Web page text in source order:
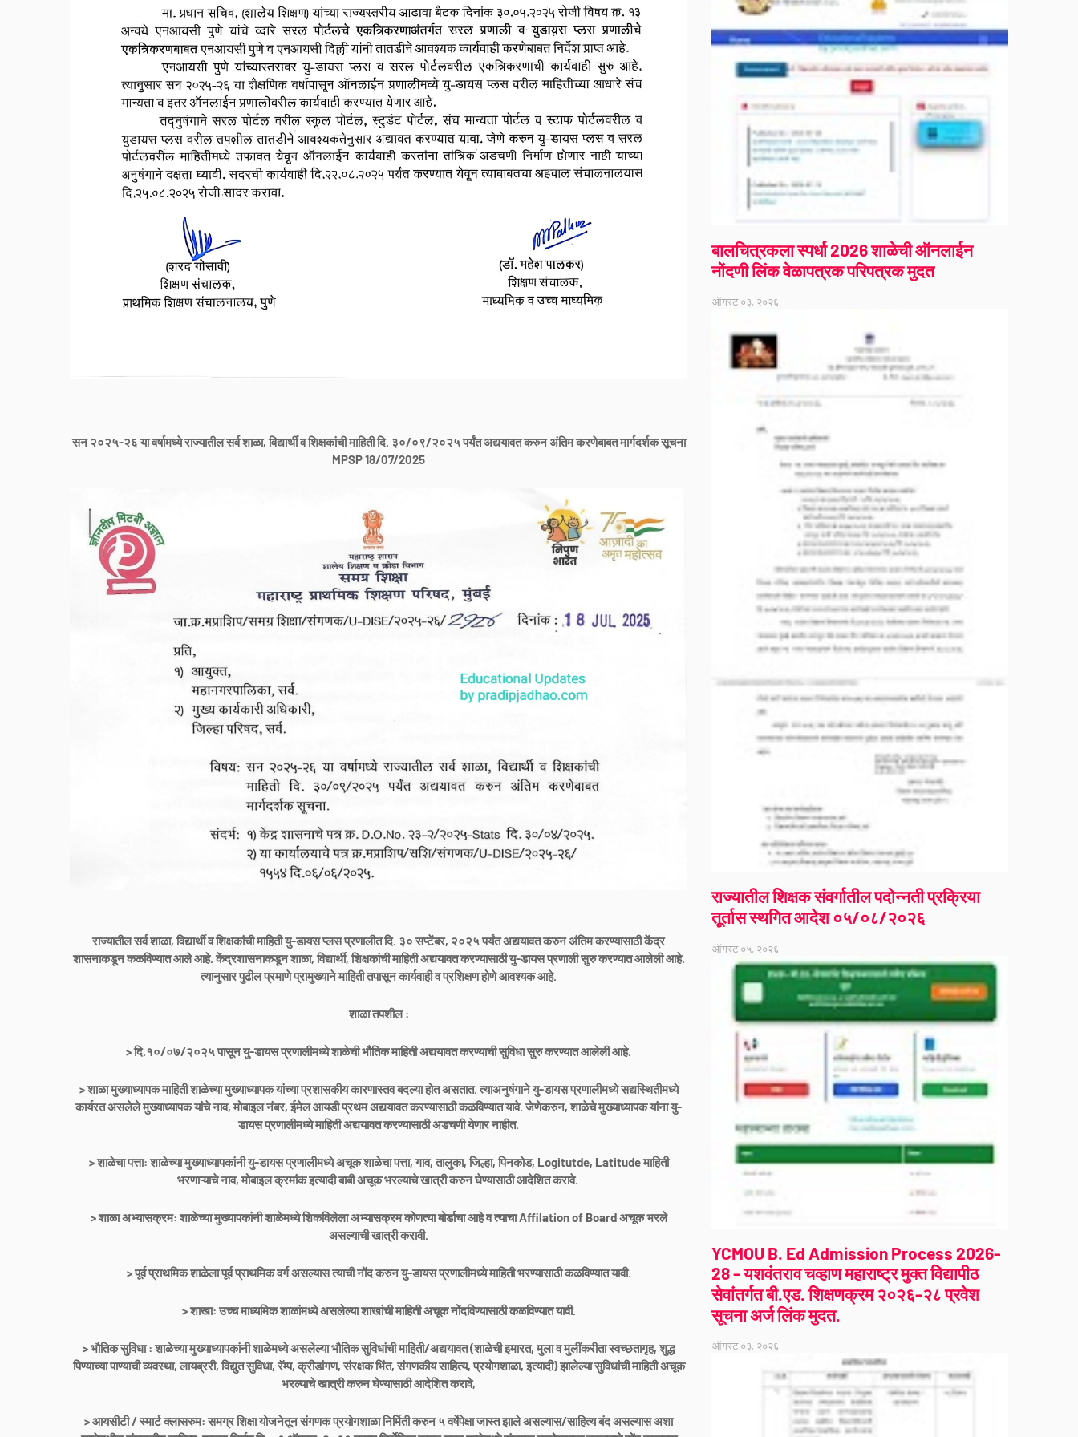
सन २०२५-२६ या वर्षामध्ये राज्यातील सर्व शाळा, विद्यार्थी व शिक्षकांची माहिती दि. ३०/०९/२०२५ पर्यंत अद्ययावत करुन अंतिम करणेबाबत मार्गदर्शक सूचना
MPSP 18/07/2025
राज्यातील सर्व शाळा, विद्यार्थी व शिक्षकांची माहिती यु-डायस प्लस प्रणालीत दि. ३० सप्टेंबर, २०२५ पर्यंत अद्ययावत करुन अंतिम करण्यासाठी केंद्र
शासनाकडून कळविण्यात आले आहे. केंद्रशासनाकडून शाळा, विद्यार्थी, शिक्षकांची माहिती अद्ययावत करण्यासाठी यु-डायस प्रणाली सुरु करण्यात आलेली आहे.
त्यानुसार पुढील प्रमाणे प्रामुख्याने माहिती तपासून कार्यवाही व प्रशिक्षण होणे आवश्यक आहे.
शाळा तपशील :
> दि.१०/०७/२०२५ पासून यु-डायस प्रणालीमध्ये शाळेची भौतिक माहिती अद्ययावत करण्याची सुविधा सुरु करण्यात आलेली आहे.
> शाळा मुख्याध्यापक माहिती शाळेच्या मुख्याध्यापक यांच्या प्रशासकीय कारणास्तव बदल्या होत असतात. त्याअनुषंगाने यु-डायस प्रणालीमध्ये सद्यस्थितीमध्ये
कार्यरत असलेले मुख्याध्यापक यांचे नाव, मोबाइल नंबर, ईमेल आयडी प्रथम अद्ययावत करण्यासाठी कळविण्यात यावे. जेणेकरुन, शाळेचे मुख्याध्यापक यांना यु-
डायस प्रणालीमध्ये माहिती अद्ययावत करण्यासाठी अडचणी येणार नाहीत.
> शाळेचा पत्ता: शाळेच्या मुख्याध्यापकांनी यु-डायस प्रणालीमध्ये अचूक शाळेचा पत्ता, गाव, तालुका, जिल्हा, पिनकोड, Logitutde, Latitude माहिती
भरणाऱ्याचे नाव, मोबाइल क्रमांक इत्यादी बाबी अचूक भरल्याचे खात्री करुन घेण्यासाठी आदेशित करावे.
> शाळा अभ्यासक्रम: शाळेच्या मुख्यापकांनी शाळेमध्ये शिकविलेला अभ्यासक्रम कोणत्या बोर्डाचा आहे व त्याचा Affilation of Board अचूक भरले
असल्याची खात्री करावी.
> पूर्व प्राथमिक शाळेला पूर्व प्राथमिक वर्ग असल्यास त्याची नोंद करुन यु-डायस प्रणालीमध्ये माहिती भरण्यासाठी कळविण्यात यावी.
> शाखा: उच्च माध्यमिक शाळांमध्ये असलेल्या शाखांची माहिती अचूक नोंदविण्यासाठी कळविण्यात यावी.
> भौतिक सुविधा : शाळेच्या मुख्याध्यापकांनी शाळेमध्ये असलेल्या भौतिक सुविधांची माहिती/अद्ययावत (शाळेची इमारत, मुला व मुलींकरीता स्वच्छतागृह, शुद्ध
पिण्याच्या पाण्याची व्यवस्था, लायब्ररी, विद्युत सुविधा, रॅम्प, क्रीडांगण, संरक्षक भिंत, संगणकीय साहित्य, प्रयोगशाळा, इत्यादी) झालेल्या सुविधांची माहिती अचूक
भरल्याचे खात्री करुन घेण्यासाठी आदेशित करावे,
> आयसीटी / स्मार्ट क्लासरुम: समग्र शिक्षा योजनेतून संगणक प्रयोगशाळा निर्मिती करुन ५ वर्षेपेक्षा जास्त झाले असल्यास/साहित्य बंद असल्यास अशा
बालचित्रकला स्पर्धा 2026 शाळेची ऑनलाईन
नोंदणी लिंक वेळापत्रक परिपत्रक मुदत
ऑगस्ट ०३, २०२६
राज्यातील शिक्षक संवर्गातील पदोन्नती प्रक्रिया
तूर्तास स्थगित आदेश ०५/०८/२०२६
ऑगस्ट ०५, २०२६
YCMOU B. Ed Admission Process 2026-
28 - यशवंतराव चव्हाण महाराष्ट्र मुक्त विद्यापीठ
सेवांतर्गत बी.एड. शिक्षणक्रम २०२६-२८ प्रवेश
सूचना अर्ज लिंक मुदत.
ऑगस्ट ०३, २०२६